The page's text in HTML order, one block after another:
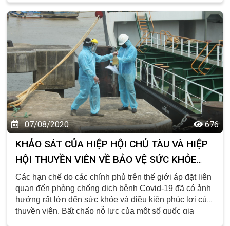
07/08/2020 676
KHẢO SÁT CỦA HIỆP HỘI CHỦ TÀU VÀ HIỆP
HỘI THUYỀN VIÊN VỀ BẢO VỆ SỨC KHỎE
THUYỀN VIÊN TRONG ĐẠI DỊCH COVID-19
Các hạn chế do các chính phủ trên thế giới áp đặt liên
quan đến phòng chống dịch bệnh Covid-19 đã có ảnh
hưởng rất lớn đến sức khỏe và điều kiện phúc lợi của
thuyền viên. Bất chấp nỗ lực của một số quốc gia